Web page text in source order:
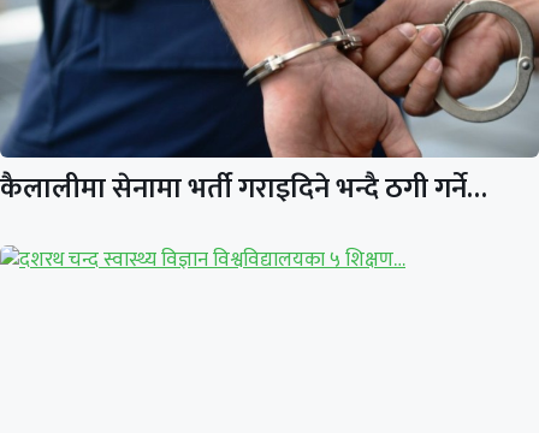
कैलालीमा सेनामा भर्ती गराइदिने भन्दै ठगी गर्ने…